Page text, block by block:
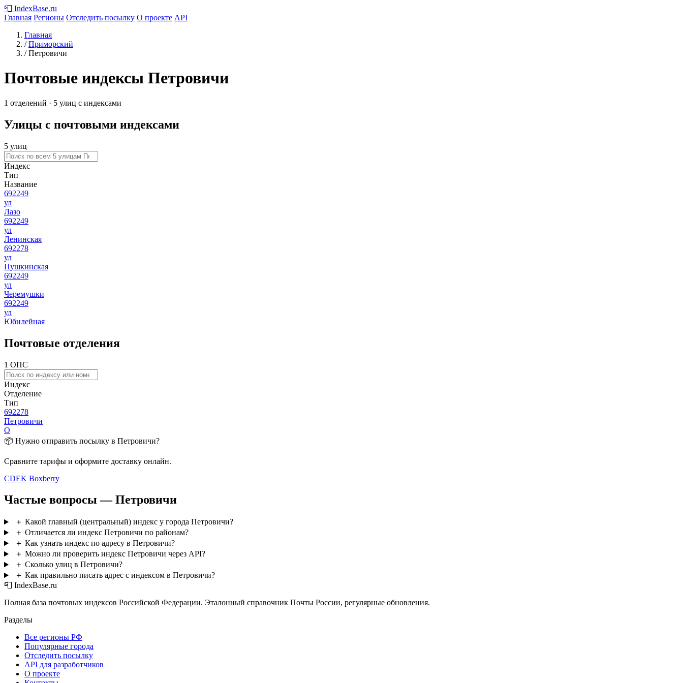
📮 IndexBase.ru
Главная Регионы Отследить посылку О проекте API
Главная
/ Приморский
/ Петровичи
Почтовые индексы Петровичи
1 отделений · 5 улиц с индексами
Улицы с почтовыми индексами
5 улиц
Индекс
Тип
Название
692249
ул
Лазо
692249
ул
Ленинская
692278
ул
Пушкинская
692249
ул
Черемушки
692249
ул
Юбилейная
Почтовые отделения
1 ОПС
Индекс
Отделение
Тип
692278
Петровичи
О
📦 Нужно отправить посылку в Петровичи?
Сравните тарифы и оформите доставку онлайн.
CDEK Boxberry
Частые вопросы — Петровичи
＋ Какой главный (центральный) индекс у города Петровичи?
＋ Отличается ли индекс Петровичи по районам?
＋ Как узнать индекс по адресу в Петровичи?
＋ Можно ли проверить индекс Петровичи через API?
＋ Сколько улиц в Петровичи?
＋ Как правильно писать адрес с индексом в Петровичи?
📮 IndexBase.ru
Полная база почтовых индексов Российской Федерации. Эталонный справочник Почты России, регулярные обновления.
Разделы
Все регионы РФ
Популярные города
Отследить посылку
API для разработчиков
О проекте